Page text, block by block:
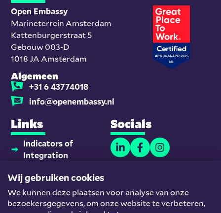
Open Embassy
Marineterrein Amsterdam
Kattenburgerstraat 5
Gebouw 003-D
1018 JA Amsterdam
Algemeen
+31 6 43774018
info@openembassy.nl
Links
Indicators of
Integration
Platform
Nieuwkomers en
Werk
Socials
Wij gebruiken cookies
We kunnen deze plaatsen voor analyse van onze
bezoekersgegevens, om onze website te verbeteren,